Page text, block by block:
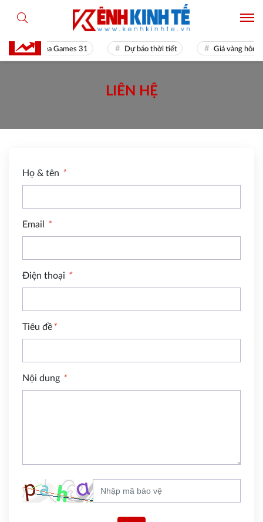
Sea Games 31 Dự báo thời tiết Giá vàng hôm
LIÊN HỆ
Họ & tên *
Email *
Điện thoại *
Tiêu đề*
Nội dung *